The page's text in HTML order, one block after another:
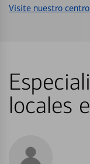
Visite nuestro
locales